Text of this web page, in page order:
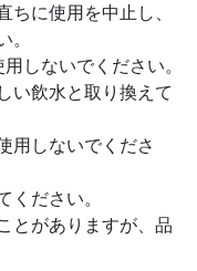
ちに使用を中止し、
。
しないでください。
い飲水と取り換えて
用しないでくださ
ください。
とがありますが、品